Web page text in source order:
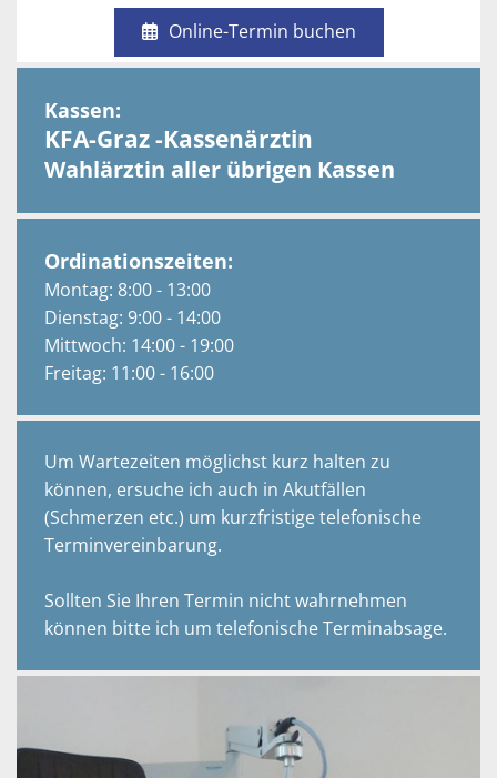
Online-Termin buchen
Kassen:
KFA-Graz -Kassenärztin
Wahlärztin aller übrigen Kassen
Ordinationszeiten:
Montag: 8:00 - 13:00
Dienstag: 9:00 - 14:00
Mittwoch: 14:00 - 19:00
Freitag: 11:00 - 16:00
Um Wartezeiten möglichst kurz halten zu
können, ersuche ich auch in Akutfällen
(Schmerzen etc.) um kurzfristige telefonische
Terminvereinbarung.
Sollten Sie Ihren Termin nicht wahrnehmen
können bitte ich um telefonische Terminabsage.